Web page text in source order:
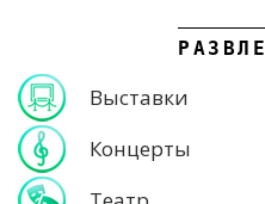
Выставки
Концерты